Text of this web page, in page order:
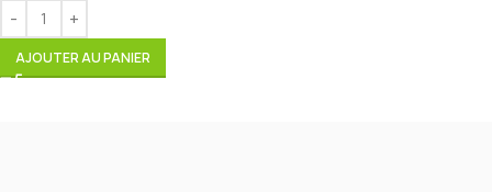
AJOUTER AU PANIER